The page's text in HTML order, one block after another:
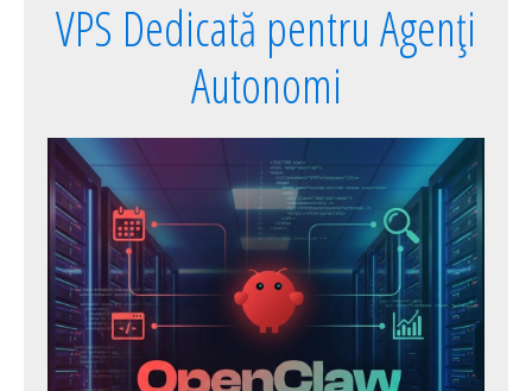
VPS Dedicată pentru Agenți
Autonomi